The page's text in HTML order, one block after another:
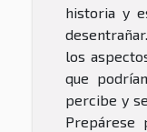
historia y
los
que
percibe y
Prepárese